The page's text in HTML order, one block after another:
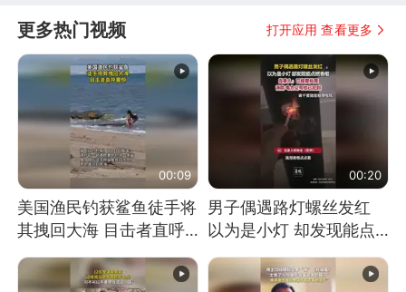
更多热门视频 打开应用 查看更多
00:09
美国渔民钓获鲨鱼徒手将
其拽回大海 目击者直呼
消息）
00:20
男子偶遇路灯螺丝发红
以为是小灯 却发现能点
处理